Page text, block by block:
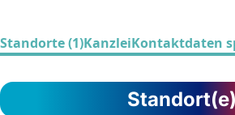
Standorte (1)KanzleiKontaktdaten
Standort(e)